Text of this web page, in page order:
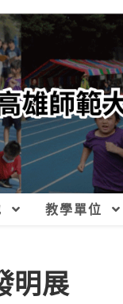
教學單位
明展